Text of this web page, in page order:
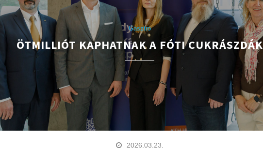
Gasztro
ÖTMILLIÓT KAPHATNAK A FÓTI CUKRÁSZDÁK
2026.03.23.